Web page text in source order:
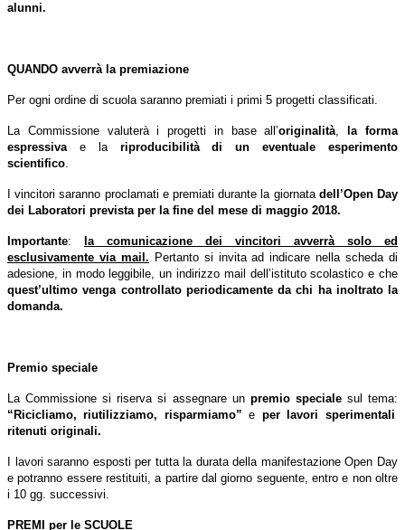
alunni.
QUANDO avverrà la premiazione
Per ogni ordine di scuola saranno premiati i primi 5 progetti classificati.
La Commissione valuterà i progetti in base all’originalità,
la forma
espressivae la riproducibilità di un eventuale esperimento
scientifico.
I vincitori saranno proclamati e premiati durante la giornata dell’Open Day
dei Laboratori prevista per la fine del mese di maggio 2018.
Importante:
la comunicazione dei vincitori avverrà solo ed
esclusivamente via mail. Pertanto si invita ad indicare nella scheda di
adesione, in modo leggibile, un indirizzo mail dell’istituto scolastico e che
quest’ultimo venga controllato periodicamente da chi ha inoltrato la
domanda.
Premio speciale
La Commissione si riserva si assegnare un premio speciale sul tema:
“Ricicliamo, riutilizziamo, risparmiamo”e per lavori sperimentali
ritenuti originali.
I lavori saranno esposti per tutta la durata della manifestazione Open Day
e potranno essere restituiti, a partire dal giorno seguente, entro e non oltre
i 10 gg. successivi.
PREMI per le SCUOLE